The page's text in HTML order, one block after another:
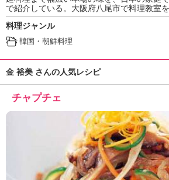
ル
「
の
料
理
」
で紹介している。大阪府八尾市で料理教室を
料理ジャンル
韓国・朝鮮料理
金 裕美 さんの人気レシピ
チャプチェ